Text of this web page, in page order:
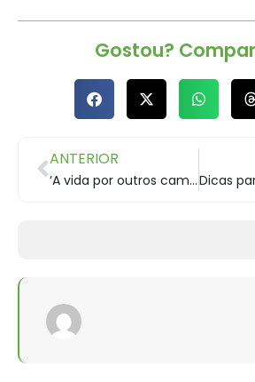
Gostou?
ANTERIOR
‘A vida por outros caminhos’ ganha o mundo